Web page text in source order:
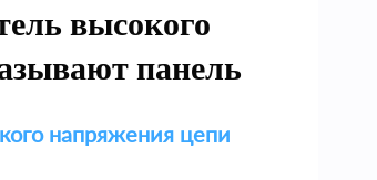
высокого
панель
напряжения цепи